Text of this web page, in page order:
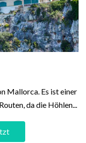
Mallorca. Es ist einer
da die Höhlen...